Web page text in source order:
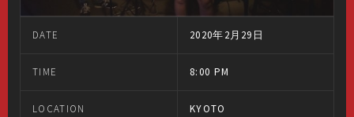
DATE 2020年2月29日
TIME 8:00 PM
LOCATION KYOTO